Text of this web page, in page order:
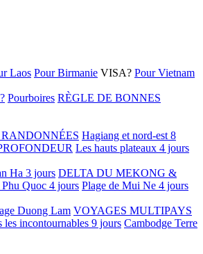
Laos Pour Birmanie VISA? Pour Vietnam
Pourboires RÈGLE DE BONNES
Hagiang et nord-est 8
Les hauts plateaux 4 jours
Ha 3 jours DELTA DU MEKONG &
Quoc 4 jours Plage de Mui Ne 4 jours
Duong Lam VOYAGES MULTIPAYS
les incontournables 9 jours Cambodge Terre